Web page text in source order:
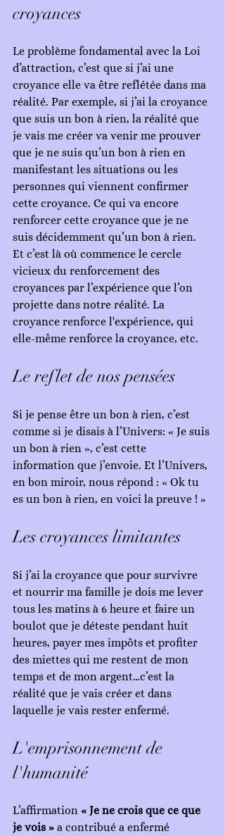
croyances
Le problème fondamental avec la Loi
d’attraction, c’est que si j’ai une
croyance elle va être reflétée dans ma
réalité. Par exemple, si j’ai la croyance
que suis un bon à rien, la réalité que
je vais me créer va venir me prouver
que je ne suis qu’un bon à rien en
manifestant les situations ou les
personnes qui viennent confirmer
cette croyance. Ce qui va encore
renforcer cette croyance que je ne
suis décidemment qu’un bon à rien.
Et c’est là où commence le cercle
vicieux du renforcement des
croyances par l’expérience que l’on
projette dans notre réalité. La
croyance renforce l'expérience, qui
elle-même renforce la croyance, etc.
Le reflet de nos pensées
Si je pense être un bon à rien, c’est
comme si je disais à l’Univers: « Je suis
un bon à rien », c’est cette
information que j’envoie. Et l’Univers,
en bon miroir, nous répond : « Ok tu
es un bon à rien, en voici la preuve ! »
Les croyances limitantes
Si j’ai la croyance que pour survivre
et nourrir ma famille je dois me lever
tous les matins à 6 heure et faire un
boulot que je déteste pendant huit
heures, payer mes impôts et profiter
des miettes qui me restent de mon
temps et de mon argent…c’est la
réalité que je vais créer et dans
laquelle je vais rester enfermé.
L'emprisonnement de
l'humanité
L’affirmation « Je ne crois que ce que
je vois » a contribué a enfermé